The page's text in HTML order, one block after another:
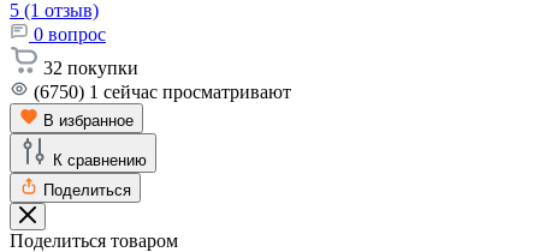
5 (1 отзыв)
0 вопрос
32 покупки
(6750) 1 сейчас просматривают
В избранное
К сравнению
Поделиться
Поделиться товаром